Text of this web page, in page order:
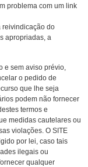
problema com um link
reivindicação do
apropriadas, a
e sem aviso prévio,
o pedido de
que lhe seja
podem não fornecer
termos e
medidas cautelares ou
violações. O SITE
por lei, caso tais
ilegais ou
qualquer